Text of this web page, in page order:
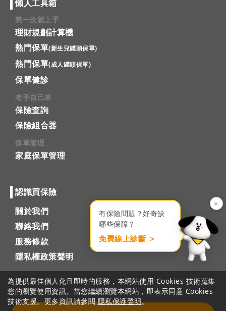
為提供最佳個人化且即時的服務，本網站使用 Cookies 技術蒐集
您的瀏覽使用資訊。當您繼續瀏覽本網站，即表示同意 Cookies
技術支援。更多資訊請參閱隱私保護聲明。
懶人工具箱
第一次就上手
理財規劃計算機
熱門保單(新生兒罐頭保單)
熱門保單(成人罐頭保單)
保單健診
老手自己來
保險查詢
保險組合器
保單管理
家庭保單管理
認識買保險
關於我們
聯絡我們
服務條款
隱私權政策聲明
×
有保險問題？好奇缺
哪些保障？
免費線上診斷 ＞